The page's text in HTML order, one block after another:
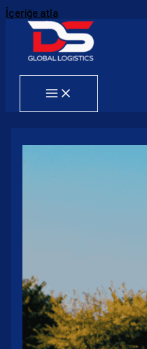
İçeriğe atla